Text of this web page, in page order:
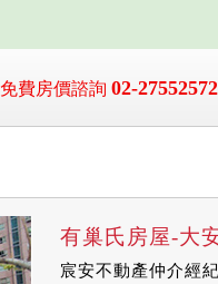
免費房價諮詢02-27552572
有巢氏房屋-大
宸安不動產仲介經